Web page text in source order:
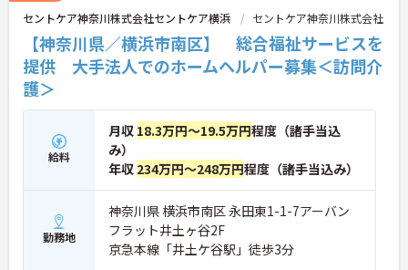
セントケア神奈川株式会社セントケア横浜 セントケア神奈川株式会社
【神奈川県／横浜市南区】 総合福祉サービスを
提供 大手法人でのホームヘルパー募集＜訪問介
護＞
給料
月収 18.3万円～19.5万円程度（諸手当込
み）
年収 234万円～248万円程度（諸手当込み）
勤務地
神奈川県 横浜市南区 永田東1-1-7アーバン
フラット井土ヶ谷2F
京急本線「井土ケ谷駅」徒歩3分